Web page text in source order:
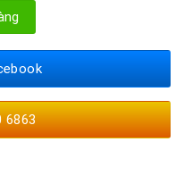
6863